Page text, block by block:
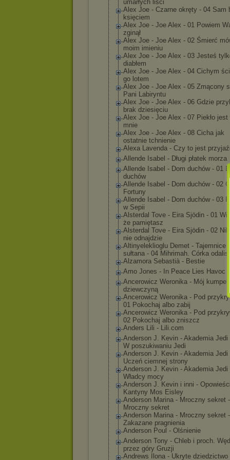
umarłych liści
Alex Joe - Czarne okręty - 04 Sam
księciem
Alex Joe - Joe Alex - 01 Powiem
zginął
Alex Joe - Joe Alex - 02 Śmierć
moim imieniu
Alex Joe - Joe Alex - 03 Jesteś
diabłem
Alex Joe - Joe Alex - 04 Cichym
go lotem
Alex Joe - Joe Alex - 05 Zmącony
Pani Labiryntu
Alex Joe - Joe Alex - 06 Gdzie
brak dziesięciu
Alex Joe - Joe Alex - 07 Piekło jest
mnie
Alex Joe - Joe Alex - 08 Cicha jak
ostatnie tchnienie
Alexa Lavenda - Czy to jest
Allende Isabel - Długi płatek morza
Allende Isabel - Dom duchów - 01
duchów
Allende Isabel - Dom duchów - 02
Fortuny
Allende Isabel - Dom duchów - 03
w Sepii
Alsterdal Tove - Eira Sjödin - 01
że pamiętasz
Alsterdal Tove - Eira Sjödin - 02
nie odnajdzie
Altinyelekliog lu Demet - Tajemnice
sułtana - 04 Mihrimah. Córka odaliski
Alzamora Sebastià - Bestie
Amo Jones - In Peace Lies Havoc
Ancerowicz Weronika - Mój kumpel
dziewczyną
Ancerowicz Weronika - Pod
01 Pokochaj albo zabij
Ancerowicz Weronika - Pod
02 Pokochaj albo zniszcz
Anders Lili - Lili.com
Anderson J. Kevin - Akademia Jedi
W poszukiwaniu Jedi
Anderson J. Kevin - Akademia Jedi
Uczeń ciemnej strony
Anderson J. Kevin - Akademia Jedi
Władcy mocy
Anderson J. Kevin i inni -
Kantyny Mos Eisley
Anderson Marina - Mroczny sekret
Mroczny sekret
Anderson Marina - Mroczny sekret
Zakazane pragnienia
Anderson Poul - Olśnienie
Anderson Tony - Chleb i proch.
przez góry Gruzji
Andrews Ilona - Ukryte dziedzictwo